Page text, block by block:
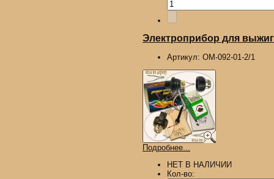
Электроприбор для
Артикул: ОМ-092-01-2/1
Подробнее...
НЕТ В НАЛИЧИИ
Кол-во: